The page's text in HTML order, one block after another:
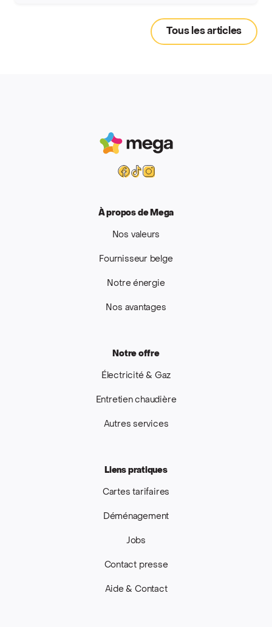
Tous les articles
Mega
Facebook
Tiktok
Instagram
À propos de Mega
Nos valeurs
Fournisseur belge
Notre énergie
Nos avantages
Notre offre
Électricité & Gaz
Entretien chaudière
Autres services
Liens pratiques
Cartes tarifaires
Déménagement
Jobs
Contact presse
Aide & Contact